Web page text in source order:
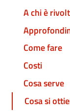
A chi è
Come fare
Costi
Cosa serve
Cosa si